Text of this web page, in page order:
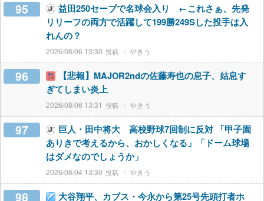
95
益田250セーブで名球会入り ←これさぁ、先発
リリーフの両方で活躍して199勝249Sした投手は入
れんの？
2026/08/06 13:30 やきう
96
【悲報】MAJOR2ndの佐藤寿也の息子、姑息す
ぎてしまい炎上
2026/08/06 13:31 やきう
97
巨人・田中将大 高校野球7回制に反対 「甲子園
ありきで考えるから、おかしくなる」「ドーム球場
はダメなのでしょうか」
2026/08/04 13:30 やきう
98
大谷翔平、カブス・今永から第25号先頭打者ホ